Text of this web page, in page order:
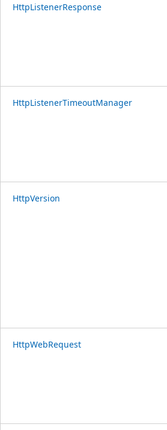
HttpListenerResponse
HttpListenerTimeoutManager
HttpVersion
HttpWebRequest